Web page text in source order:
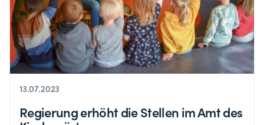
13.07.2023
Regierung erhöht die Stellen im Amt des